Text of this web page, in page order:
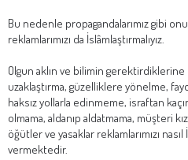
Bu nedenle propagandalarımız gibi
reklamlarımızı da İslâmlaştırmalıyız.
Olgun aklın ve bilimin gerektirdiklerine
uzaklaştırma, güzelliklere yönelme,
haksız yollarla edinmeme, israftan
olmama, aldanıp aldatmama, müşteri
öğütler ve yasaklar reklamlarımızı
vermektedir.